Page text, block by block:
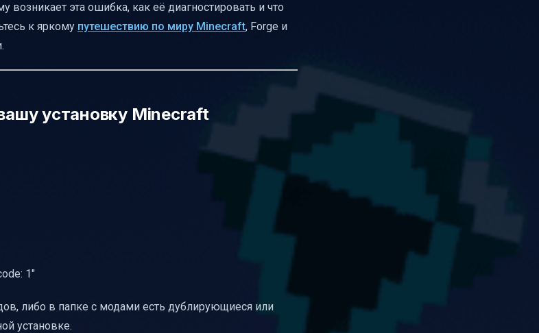
и др.)
проблемы остались
неправильных имён
возникает эта ошибка, как её диагностировать и что
к яркому путешествию по миру Minecraft, Forge и
установку Minecraft
1"
либо в папке с модами есть дублирующиеся или
установке.